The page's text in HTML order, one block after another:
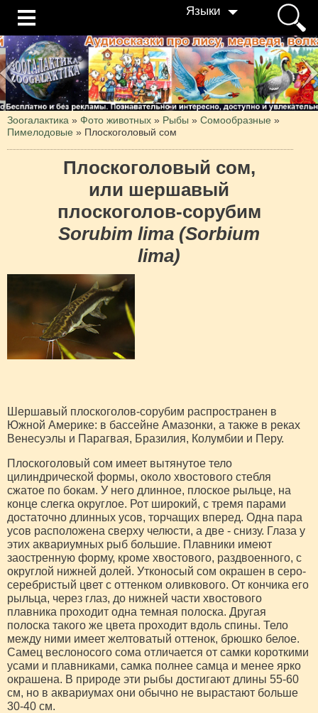
Языки
Зоогалактика » Фото животных » Рыбы » Сомообразные »
Пимелодовые » Плоскоголовый сом
Плоскоголовый сом,
или шершавый
плоскоголов-сорубим
Sorubim lima (Sorbium
lima)
Шершавый плоскоголов-сорубим распространен в
Южной Америке: в бассейне Амазонки, а также в реках
Венесуэлы и Парагвая, Бразилия, Колумбии и Перу.
Плоскоголовый сом имеет вытянутое тело
цилиндрической формы, около хвостового стебля
сжатое по бокам. У него длинное, плоское рыльце, на
конце слегка округлое. Рот широкий, с тремя парами
достаточно длинных усов, торчащих вперед. Одна пара
усов расположена сверху челюсти, а две - снизу. Глаза у
этих аквариумных рыб большие. Плавники имеют
заостренную форму, кроме хвостового, раздвоенного, с
округлой нижней долей. Утконосый сом окрашен в серо-
серебристый цвет с оттенком оливкового. От кончика его
рыльца, через глаз, до нижней части хвостового
плавника проходит одна темная полоска. Другая
полоска такого же цвета проходит вдоль спины. Тело
между ними имеет желтоватый оттенок, брюшко белое.
Самец веслоносого сома отличается от самки короткими
усами и плавниками, самка полнее самца и менее ярко
окрашена. В природе эти рыбы достигают длины 55-60
см, но в аквариумах они обычно не вырастают больше
30-40 см.